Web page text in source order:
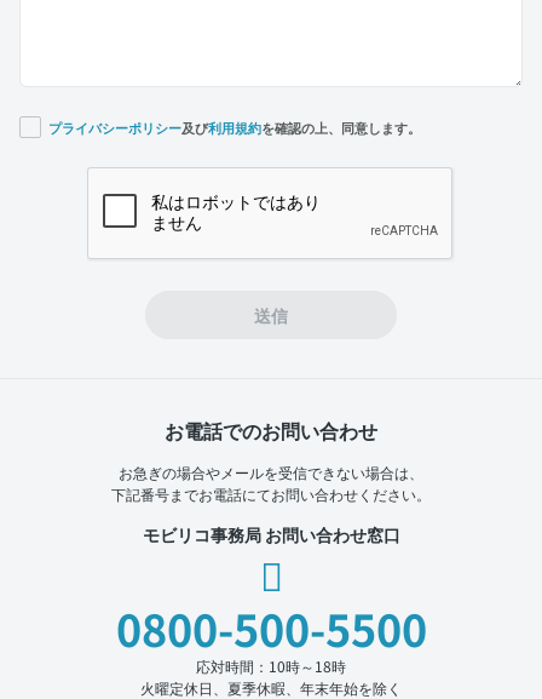
プライバシーポリシー及び利用規約を確認の上、同意します。
送信
お電話でのお問い合わせ
お急ぎの場合やメールを受信できない場合は、
下記番号までお電話にてお問い合わせください。
モビリコ事務局 お問い合わせ窓口
0800-500-5500
応対時間：10時～18時
火曜定休日、夏季休暇、年末年始を除く